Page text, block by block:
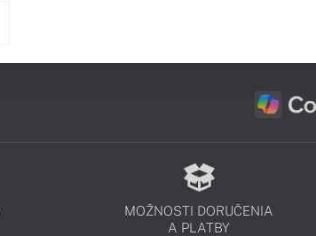
MOŽNOSTI DORUČENIA
A PLATBY